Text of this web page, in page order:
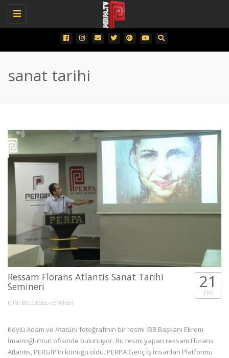
Toggle
sanat tarihi
Ressam Florans Atlantis Sanat Tarihi
Semineri
MİNİ BELGESEL-SEMİNER
21
EKI
Köylü Adam ve Atatürk fotoğrafının bir resmi İBB Başkanı Ekrem
İmamoğlu’nun ofisinde bulunuyor. Bu resmi yapan ressam Florans
Atlantis, PERGİP’in konuğu oldu. PERPA Genç İş İnsanları Platformu